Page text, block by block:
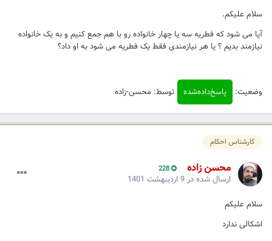
سلام علیکم.
آیا می شود که فطریه سه یا چهار خانواده رو با هم جمع کنیم و به یک خانواده
نیازمند بدیم ؟ یا هر نیازمندی فقط یک فطریه می شود به او داد؟
وضعیت: پاسخ‌داده‌شده توسط: محسن-زاده
کارشناس احکام
محسن زاده 228
ارسال شده در 9 اردیبهشت 1401
سلام علیکم
اشکالی ندارد